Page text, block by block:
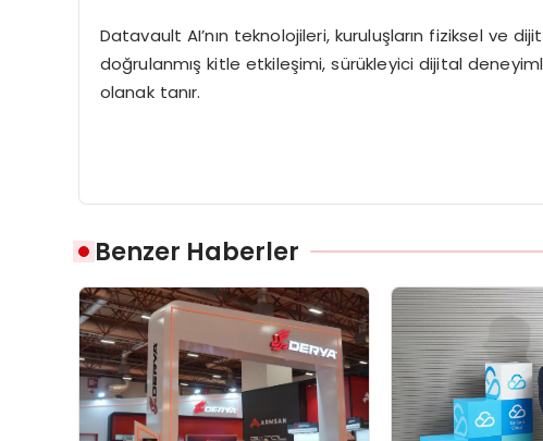
Datavault AI’nın teknolojileri, kuruluşların fiziksel ve
doğrulanmış kitle etkileşimi, sürükleyici dijital
olanak tanır.
Benzer Haberler